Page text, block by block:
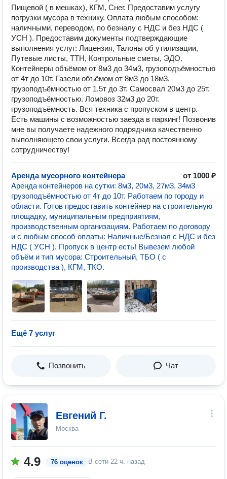
Пищевой ( в мешках), КГМ, Снег. Предоставим услугу
погрузки мусора в технику. Оплата любым способом:
наличными, переводом, по безналу с НДС и без НДС (
УСН ). Предоставим документы подтверждающие
выполнения услуг: Лицензия, Талоны об утилизации,
Путевые листы, ТТН, Контрольные сметы, ЭДО.
Контейнеры объёмом от 8м3 до 34м3, грузоподъёмностью
от 4т до 10т. Газели объёмом от 8м3 до 18м3,
грузоподъёмностью от 1.5т до 3т. Самосвал 20м3 до 25т.
грузоподъёмностью. Ломовоз 32м3 до 20т.
грузоподъёмность. Вся техника с пропуском в центр.
Есть машины с возможностью заезда в паркинг! Позвонив
мне вы получаете надежного подрядчика качественно
выполняющего свои услуги. Всегда рад постоянному
сотрудничеству!
Аренда мусорного контейнера
от 1000 ₽
Аренда контейнеров на сутки: 8м3, 20м3, 27м3, 34м3
грузоподъёмностью от 4т до 10т. Работаем по городу и
области. Готов предоставить контейнер на строительную
площадку, муниципальным предприятиям,
производственным организациям. Работаем по договору
и с любым способ оплаты: Наличные/Безнал с НДС и без
НДС ( УСН ). Пропуск в центр есть! Вывезем любой
объём и тип мусора: Строительный, ТБО ( с
производства ), КГМ, ТКО.
Ещё 7 услуг
Позвонить Чат
Евгений Г.
Москва
4.9 76 оценок В сети 22 ч. назад